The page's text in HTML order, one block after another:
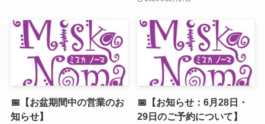
📅【お盆期間中の営業のお
知らせ】
📅【お知らせ：6月28日・
29日のご予約について】